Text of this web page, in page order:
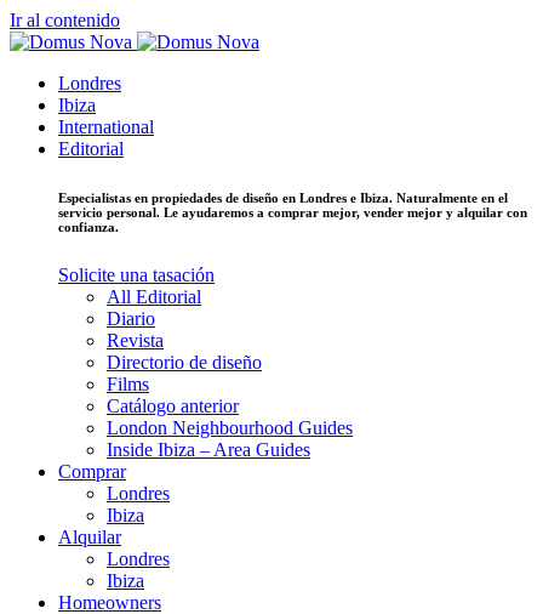
Ir al contenido
Londres
Ibiza
International
Editorial
Especialistas en propiedades de diseño en Londres e Ibiza. Naturalmente en el
servicio personal. Le ayudaremos a comprar mejor, vender mejor y alquilar con
confianza.
Solicite una tasación
All Editorial
Diario
Revista
Directorio de diseño
Films
Catálogo anterior
London Neighbourhood Guides
Inside Ibiza – Area Guides
Comprar
Londres
Ibiza
Alquilar
Londres
Ibiza
Homeowners